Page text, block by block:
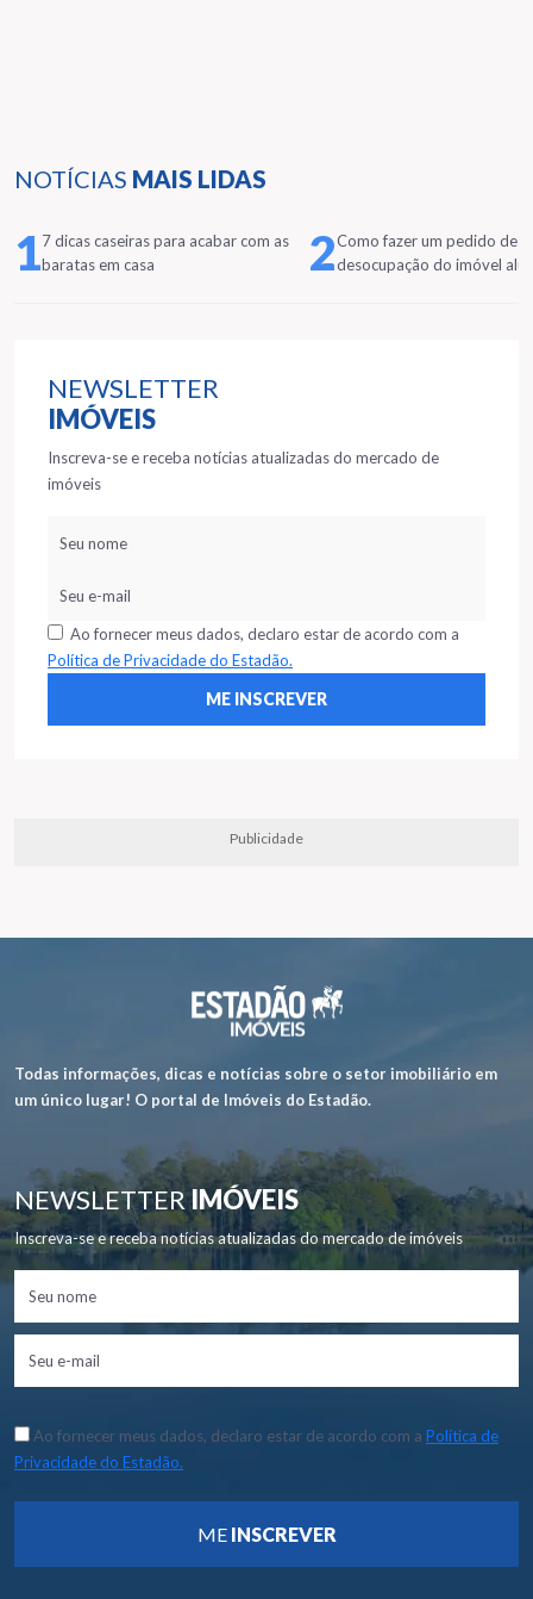
NOTÍCIAS MAIS LIDAS
17 dicas caseiras para acabar com as
baratas em casa
2Como fazer um pedido de
desocupação do imóvel
NEWSLETTER
IMÓVEIS
Inscreva-se e receba notícias atualizadas do mercado de
imóveis
Ao fornecer meus dados, declaro estar de acordo com a
Política de Privacidade do Estadão.
Publicidade
Todas informações, dicas e notícias sobre o setor imobiliário em
um único lugar! O portal de Imóveis do Estadão.
NEWSLETTERIMÓVEIS
Inscreva-se e receba notícias atualizadas do mercado de imóveis
Ao fornecer meus dados, declaro estar de acordo com a Política de
Privacidade do Estadão.
ME INSCREVER